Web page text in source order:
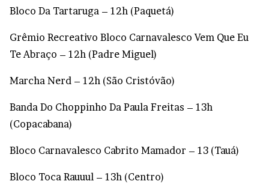
Bloco Da Tartaruga – 12h (Paquetá)
Grêmio Recreativo Bloco Carnavalesco Vem Que Eu
Te Abraço – 12h (Padre Miguel)
Marcha Nerd – 12h (São Cristóvão)
Banda Do Choppinho Da Paula Freitas – 13h
(Copacabana)
Bloco Carnavalesco Cabrito Mamador – 13 (Tauá)
Bloco Toca Rauuul – 13h (Centro)